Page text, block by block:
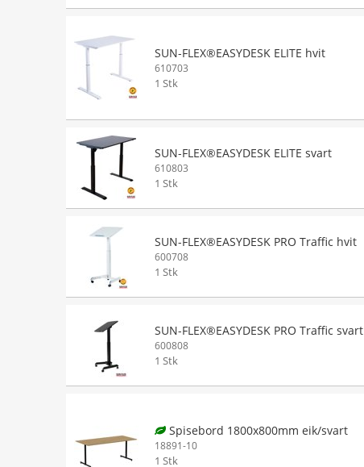
SUN-FLEX®EASYDESK ELITE hvit
610703
1 Stk
SUN-FLEX®EASYDESK ELITE svart
610803
1 Stk
SUN-FLEX®EASYDESK PRO Traffic hvit
600708
1 Stk
SUN-FLEX®EASYDESK PRO Traffic svart
600808
1 Stk
Spisebord 1800x800mm eik/svart
18891-10
1 Stk